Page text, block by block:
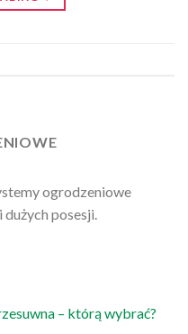
ogrodzeniowe
posesji.
– którą wybrać?